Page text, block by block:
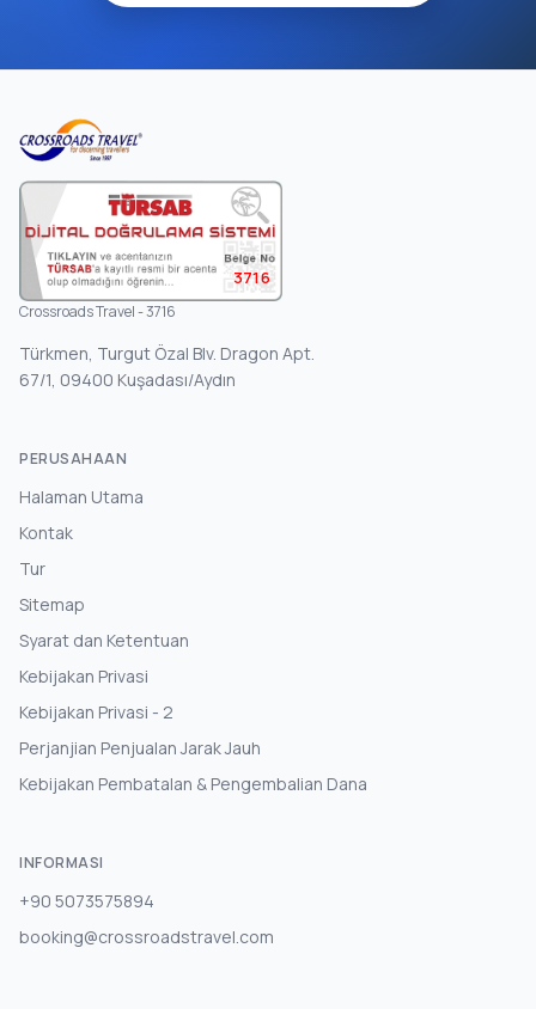
3716
Crossroads Travel - 3716
Türkmen, Turgut Özal Blv. Dragon Apt.
67/1, 09400 Kuşadası/Aydın
PERUSAHAAN
Halaman Utama
Kontak
Tur
Sitemap
Syarat dan Ketentuan
Kebijakan Privasi
Kebijakan Privasi - 2
Perjanjian Penjualan Jarak Jauh
Kebijakan Pembatalan & Pengembalian Dana
INFORMASI
+90 5073575894
booking@crossroadstravel.com